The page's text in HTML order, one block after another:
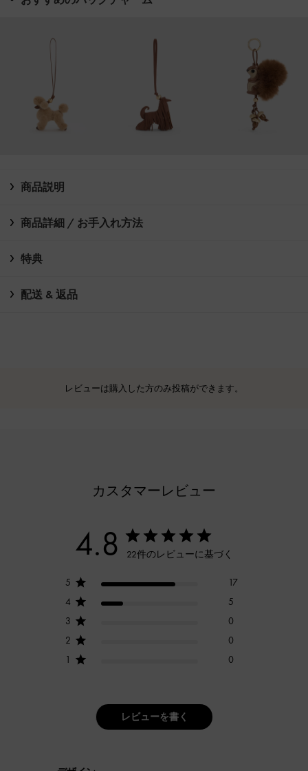
商品説明
商品詳細 / お手入れ方法
特典
配送 & 返品
レビューは購入した方のみ投稿ができます。
カスタマーレビュー
4.8 22件のレビューに基づく
5
17
4
5
3
0
2
0
1
0
レビューを書く